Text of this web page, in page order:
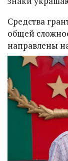
Средства
общей
направлены